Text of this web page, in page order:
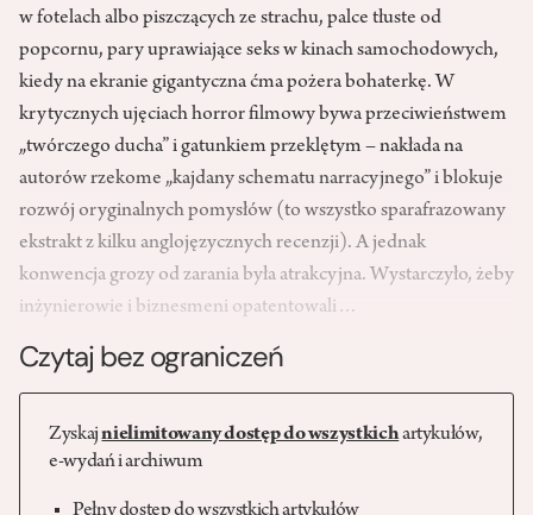
w fotelach albo piszczących ze strachu, palce tłuste od
popcornu, pary uprawiające seks w kinach samochodowych,
kiedy na ekranie gigantyczna ćma pożera bohaterkę. W
krytycznych ujęciach horror filmowy bywa przeciwieństwem
„twórczego ducha” i gatunkiem przeklętym – nakłada na
autorów rzekome „kajdany schematu narracyjnego” i blokuje
rozwój oryginalnych pomysłów (to wszystko sparafrazowany
ekstrakt z kilku anglojęzycznych recenzji). A jednak
konwencja grozy od zarania była atrakcyjna. Wystarczyło, żeby
inżynierowie i biznesmeni opatentowali…
Czytaj bez ograniczeń
Zyskajnielimitowany dostęp do wszystkichartykułów,
e-wydań i archiwum